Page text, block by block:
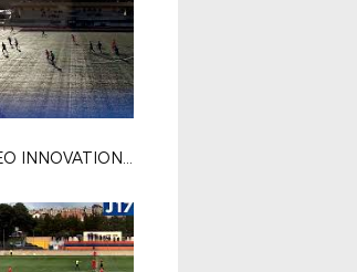
Highlights J18 - R1 ALEO INNOVATION | AS Cagnes le Cros VS Luynes S.